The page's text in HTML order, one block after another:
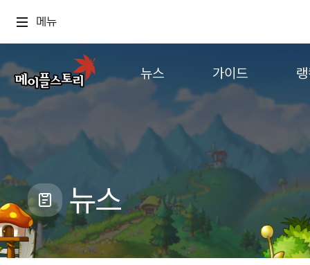
메뉴
뉴스
공지사항
업데이트
캐시샵 공지
메이플 알림판
with maple
가이드
게임정보
직업소개
확률형 아이템
NEXON NOW
뉴스